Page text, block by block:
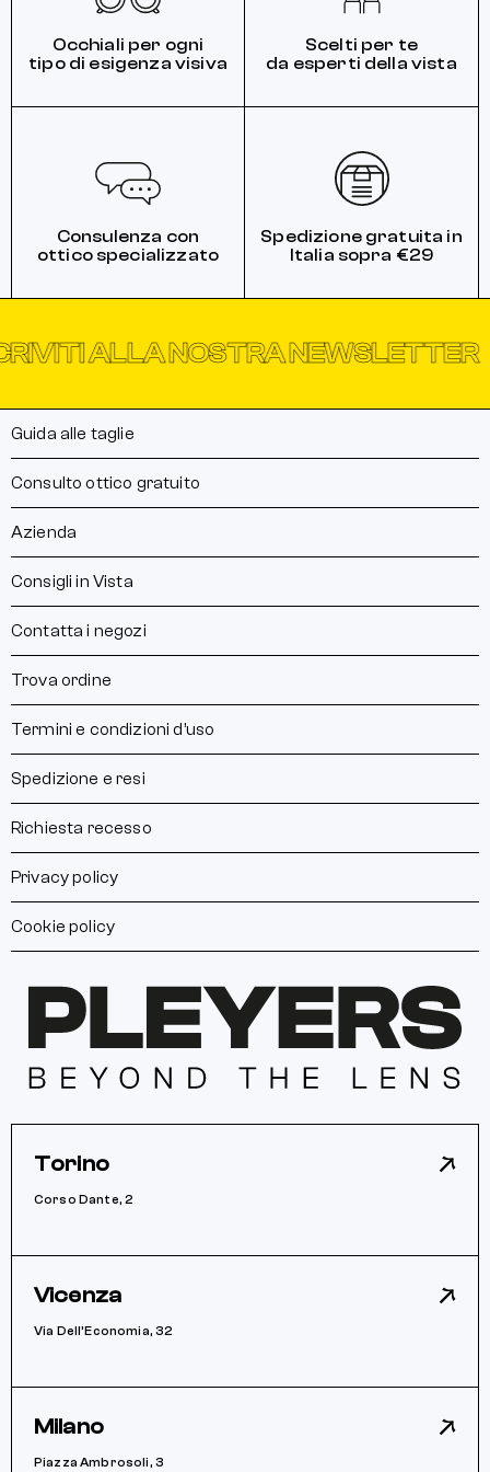
Occhiali per ogni
tipo di esigenza visiva
Scelti per te
da esperti della vista
Consulenza con
ottico specializzato
Spedizione gratuita in
Italia sopra €29
ALLA NOSTRA NEWSLETTER
Guida alle taglie
Consulto ottico gratuito
Azienda
Consigli in Vista
Contatta i negozi
Trova ordine
Termini e condizioni d’uso
Spedizione e resi
Richiesta recesso
Privacy policy
Cookie policy
Torino
Corso Dante, 2
Vicenza
Via Dell’Economia, 32
Milano
Piazza Ambrosoli, 3